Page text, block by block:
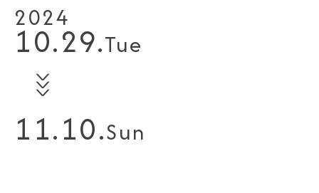
2024
10.29.Tue
∨
∨
∨
11.10.Sun